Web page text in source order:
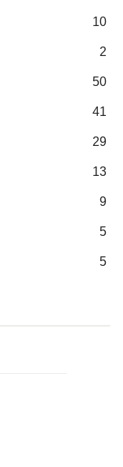
10
2
50
41
29
13
9
5
5